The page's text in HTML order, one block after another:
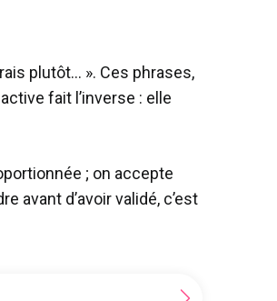
plutôt… ». Ces phrases,
fait l’inverse : elle
; on accepte
avant d’avoir validé, c’est